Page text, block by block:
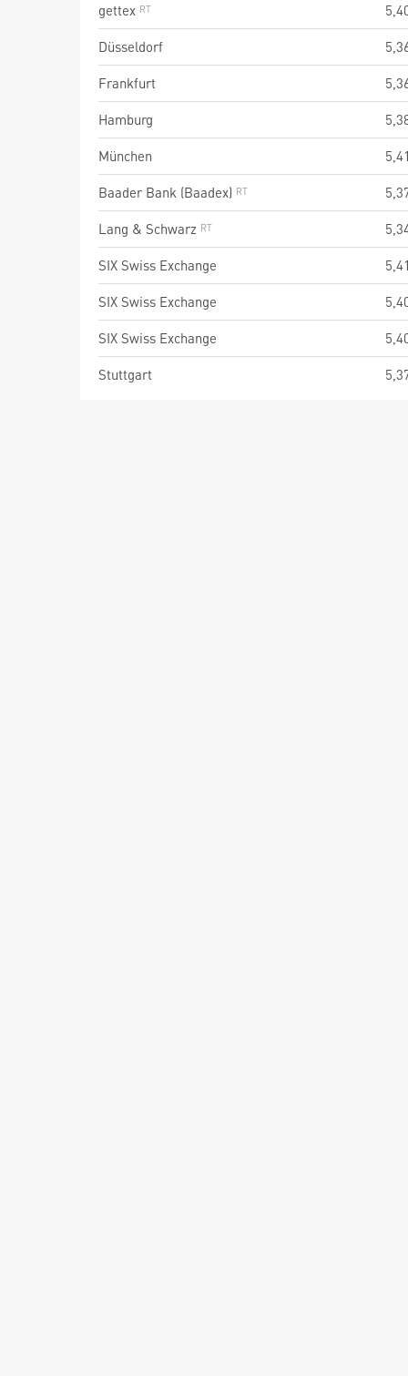
gettex
Düsseldorf
Frankfurt
Hamburg
München
Baader Bank (Baadex)
Lang & Schwarz
SIX Swiss Exchange
SIX Swiss Exchange
SIX Swiss Exchange
Stuttgart